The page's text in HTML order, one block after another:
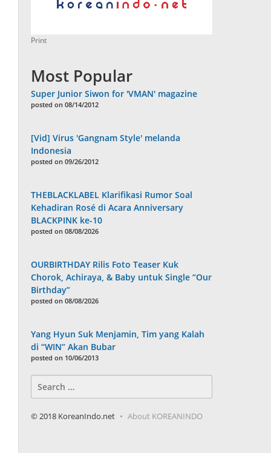
Print
Most Popular
Super Junior Siwon for 'VMAN' magazine
posted on 08/14/2012
[Vid] Virus 'Gangnam Style' melanda
Indonesia
posted on 09/26/2012
THEBLACKLABEL Klarifikasi Rumor Soal
Kehadiran Rosé di Acara Anniversary
BLACKPINK ke-10
posted on 08/08/2026
OURBIRTHDAY Rilis Foto Teaser Kuk
Chorok, Achiraya, & Baby untuk Single “Our
Birthday”
posted on 08/08/2026
Yang Hyun Suk Menjamin, Tim yang Kalah
di “WIN” Akan Bubar
posted on 10/06/2013
for:
© 2018 KoreanIndo.net About KOREANINDO